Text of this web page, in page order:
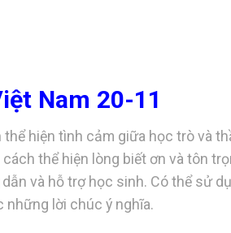
Nam 20-11
thể hiện tình cảm giữa học trò và
thể hiện lòng biết ơn và tôn
và hỗ trợ học sinh. Có thể sử
những lời chúc ý nghĩa.